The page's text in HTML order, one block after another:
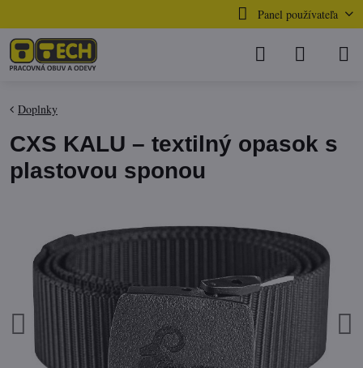
Panel používateľa
Doplnky
CXS KALU – textilný opasok s
plastovou sponou